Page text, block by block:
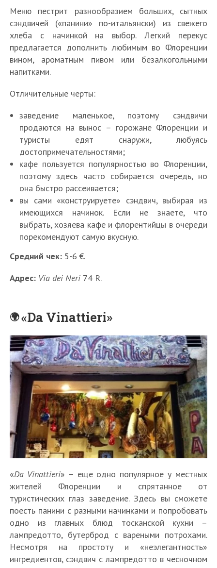
Меню пестрит разнообразием больших, сытных
сэндвичей («панини» по-итальянски) из свежего
хлеба c начинкой на выбор. Легкий перекус
предлагается дополнить любимым во Флоренции
вином, ароматным пивом или безалкогольными
напитками.
Отличительные черты:
заведение маленькое, поэтому сэндвичи
продаются на вынос – горожане Флоренции и
туристы едят снаружи, любуясь
достопримечательностями;
кафе пользуется популярностью во Флоренции,
поэтому здесь часто собирается очередь, но
она быстро рассеивается;
вы сами «конструируете» сэндвич, выбирая из
имеющихся начинок. Если не знаете, что
выбрать, хозяева кафе и флорентийцы в очереди
порекомендуют самую вкусную.
Средний чек: 5-6 €.
Адрес: Via dei Neri 74 R.
«Da Vinattieri»
«Da Vinattieri» – еще одно популярное у местных
жителей Флоренции и спрятанное от
туристических глаз заведение. Здесь вы сможете
поесть панини с разными начинками и попробовать
одно из главных блюд тосканской кухни –
лампредотто, бутерброд с вареными потрохами.
Несмотря на простоту и «неэлегантность»
ингредиентов, сэндвич с лампредотто в чесночном